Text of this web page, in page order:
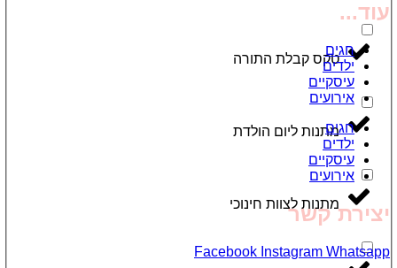
טקס קבלת התורה
מתנות ליום הולדת
מתנות לצוות חינוכי
עוד...
חגים
ילדים
עיסקיים
אירועים
חגים
ילדים
עיסקיים
אירועים
יצירת קשר
Facebook Instagram Whatsapp